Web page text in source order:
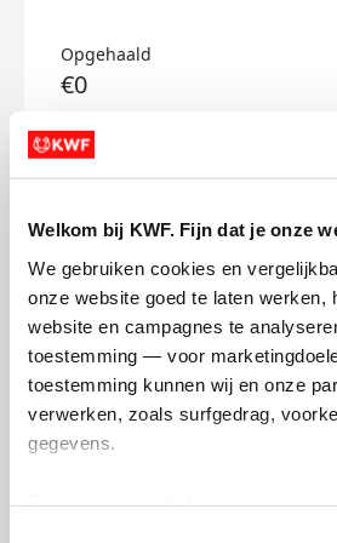
Welkom bij KWF. Fijn dat je onze
We gebruiken cookies en
onze website goed te laten werken,
website en campagnes te
toestemming — voor
toestemming kunnen wij en onze
verwerken, zoals surfgedrag,
gegevens.
Opgehaald
€0
Doneer
Ophelie's